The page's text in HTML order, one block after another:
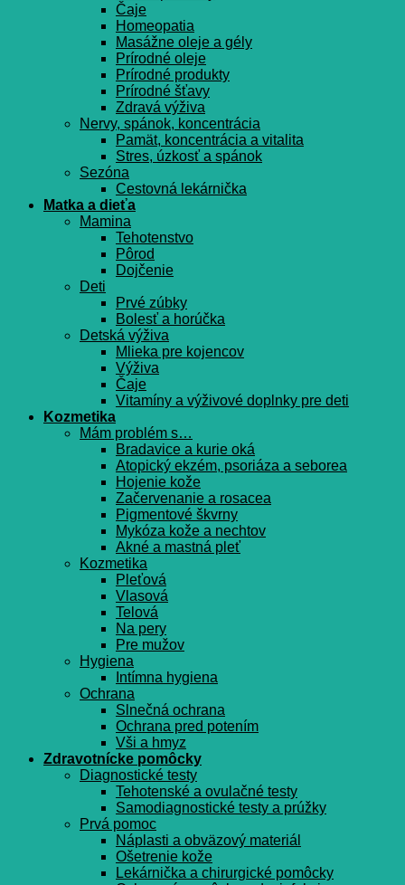
Čaje
Homeopatia
Masážne oleje a gély
Prírodné oleje
Prírodné produkty
Prírodné šťavy
Zdravá výživa
Nervy, spánok, koncentrácia
Pamät, koncentrácia a vitalita
Stres, úzkosť a spánok
Sezóna
Cestovná lekárnička
Matka a dieťa
Mamina
Tehotenstvo
Pôrod
Dojčenie
Deti
Prvé zúbky
Bolesť a horúčka
Detská výživa
Mlieka pre kojencov
Výživa
Čaje
Vitamíny a výživové doplnky pre deti
Kozmetika
Mám problém s…
Bradavice a kurie oká
Atopický ekzém, psoriáza a seborea
Hojenie kože
Začervenanie a rosacea
Pigmentové škvrny
Mykóza kože a nechtov
Akné a mastná pleť
Kozmetika
Pleťová
Vlasová
Telová
Na pery
Pre mužov
Hygiena
Intímna hygiena
Ochrana
Slnečná ochrana
Ochrana pred potením
Vši a hmyz
Zdravotnícke pomôcky
Diagnostické testy
Tehotenské a ovulačné testy
Samodiagnostické testy a prúžky
Prvá pomoc
Náplasti a obväzový materiál
Ošetrenie kože
Lekárnička a chirurgické pomôcky